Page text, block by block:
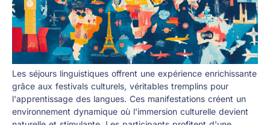
Les séjours linguistiques offrent une expérience enrichissante
grâce aux festivals culturels, véritables tremplins pour
l'apprentissage des langues. Ces manifestations créent un
environnement dynamique où l'immersion culturelle devient